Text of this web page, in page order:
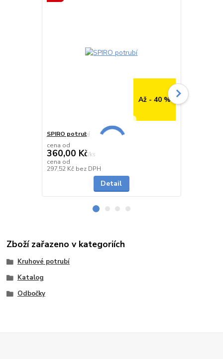
Až - 40 %
SPIRO potrubí
cena od
360,00 Kč/ks
cena od
297,52 Kč bez DPH
Detail
Zboží zařazeno v kategoriích
Kruhové potrubí
Katalog
Odbočky